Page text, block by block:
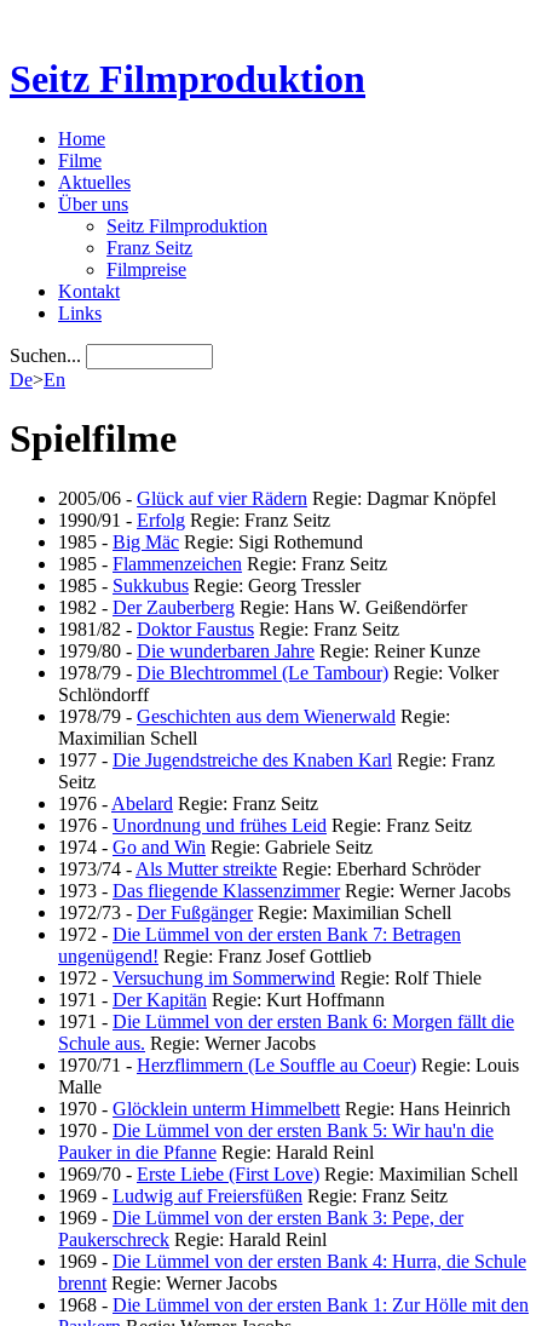
Seitz Filmproduktion
Home
Filme
Aktuelles
Über uns
Seitz Filmproduktion
Franz Seitz
Filmpreise
Kontakt
Links
Suchen...
De>En
Spielfilme
2005/06 - Glück auf vier Rädern Regie: Dagmar Knöpfel
1990/91 - Erfolg Regie: Franz Seitz
1985 - Big Mäc Regie: Sigi Rothemund
1985 - Flammenzeichen Regie: Franz Seitz
1985 - Sukkubus Regie: Georg Tressler
1982 - Der Zauberberg Regie: Hans W. Geißendörfer
1981/82 - Doktor Faustus Regie: Franz Seitz
1979/80 - Die wunderbaren Jahre Regie: Reiner Kunze
1978/79 - Die Blechtrommel (Le Tambour) Regie: Volker
Schlöndorff
1978/79 - Geschichten aus dem Wienerwald Regie:
Maximilian Schell
1977 - Die Jugendstreiche des Knaben Karl Regie: Franz
Seitz
1976 - Abelard Regie: Franz Seitz
1976 - Unordnung und frühes Leid Regie: Franz Seitz
1974 - Go and Win Regie: Gabriele Seitz
1973/74 - Als Mutter streikte Regie: Eberhard Schröder
1973 - Das fliegende Klassenzimmer Regie: Werner Jacobs
1972/73 - Der Fußgänger Regie: Maximilian Schell
1972 - Die Lümmel von der ersten Bank 7: Betragen
ungenügend! Regie: Franz Josef Gottlieb
1972 - Versuchung im Sommerwind Regie: Rolf Thiele
1971 - Der Kapitän Regie: Kurt Hoffmann
1971 - Die Lümmel von der ersten Bank 6: Morgen fällt die
Schule aus. Regie: Werner Jacobs
1970/71 - Herzflimmern (Le Souffle au Coeur) Regie: Louis
Malle
1970 - Glöcklein unterm Himmelbett Regie: Hans Heinrich
1970 - Die Lümmel von der ersten Bank 5: Wir hau'n die
Pauker in die Pfanne Regie: Harald Reinl
1969/70 - Erste Liebe (First Love) Regie: Maximilian Schell
1969 - Ludwig auf Freiersfüßen Regie: Franz Seitz
1969 - Die Lümmel von der ersten Bank 3: Pepe, der
Paukerschreck Regie: Harald Reinl
1969 - Die Lümmel von der ersten Bank 4: Hurra, die Schule
brennt Regie: Werner Jacobs
1968 - Die Lümmel von der ersten Bank 1: Zur Hölle mit den